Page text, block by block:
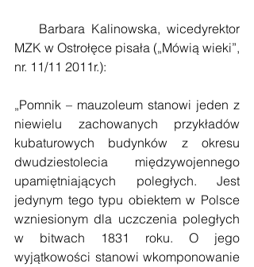
MZK w Ostrołęce pisała („Mówią wieki”,
nr. 11/11 2011r.):
„Pomnik – mauzoleum stanowi jeden z
niewielu zachowanych przykładów
kubaturowych budynków z okresu
dwudziestolecia międzywojennego
upamiętniających poległych. Jest
jedynym tego typu obiektem w Polsce
wzniesionym dla uczczenia poległych
w bitwach 1831 roku. O jego
wyjątkowości stanowi wkomponowanie